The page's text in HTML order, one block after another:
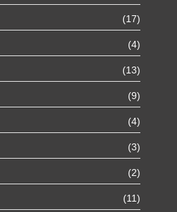
(17)
(4)
(13)
(9)
(4)
(3)
(2)
(11)